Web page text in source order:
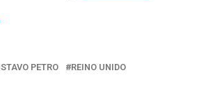
PETRO
REINO UNIDO